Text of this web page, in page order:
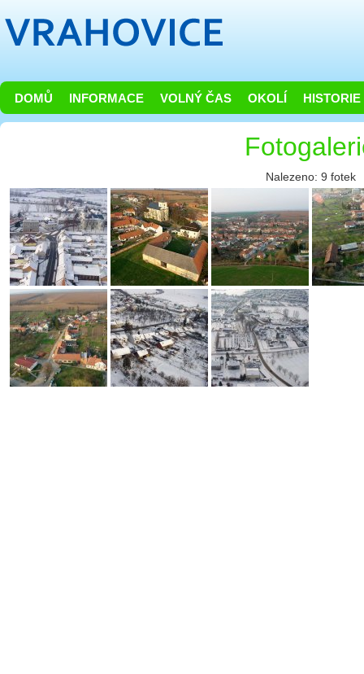
DOMŮ INFORMACE VOLNÝ ČAS OKOLÍ HISTORIE
Nalezeno: 9 fotek